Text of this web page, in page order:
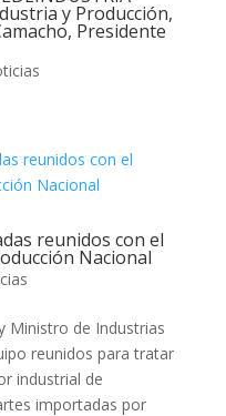
y Producción,
Presidente
reunidos con el
Nacional
Ministro de Industrias
reunidos para tratar
industrial de
importadas por